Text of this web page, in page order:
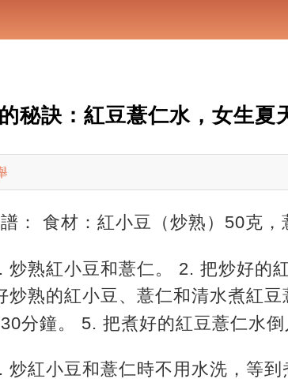
秘訣：紅豆薏仁水，女生夏
： 食材：紅小豆（炒熟）50克
炒熟紅小豆和薏仁。 2. 把炒好的
炒熟的紅小豆、薏仁和清水煮紅
分鐘。 5. 把煮好的紅豆薏仁水
炒紅小豆和薏仁時不用水洗，等